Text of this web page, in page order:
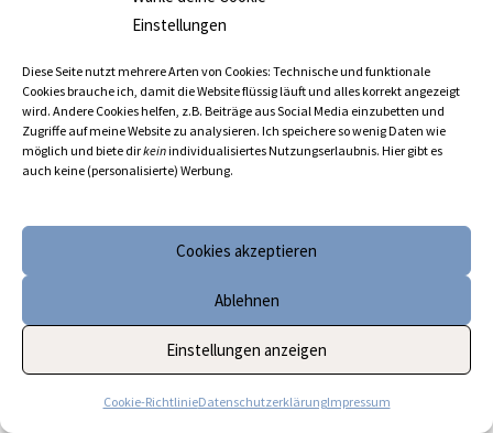
Einstellungen
Diese Seite nutzt mehrere Arten von Cookies: Technische und funktionale
Cookies brauche ich, damit die Website flüssig läuft und alles korrekt angezeigt
wird. Andere Cookies helfen, z.B. Beiträge aus Social Media einzubetten und
Zugriffe auf meine Website zu analysieren. Ich speichere so wenig Daten wie
möglich und biete dirkeinindividualisiertes Nutzungserlaubnis. Hier gibt es
auch keine (personalisierte) Werbung.
Cookies akzeptieren
Ablehnen
Einstellungen anzeigen
Cookie-RichtlinieDatenschutzerklärungImpressum